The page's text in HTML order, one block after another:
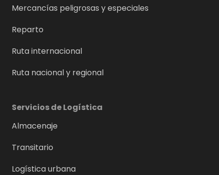
Mercancías peligrosas y especiales
Reparto
Ruta internacional
Ruta nacional y regional
Servicios de Logística
Almacenaje
Transitario
Logística urbana